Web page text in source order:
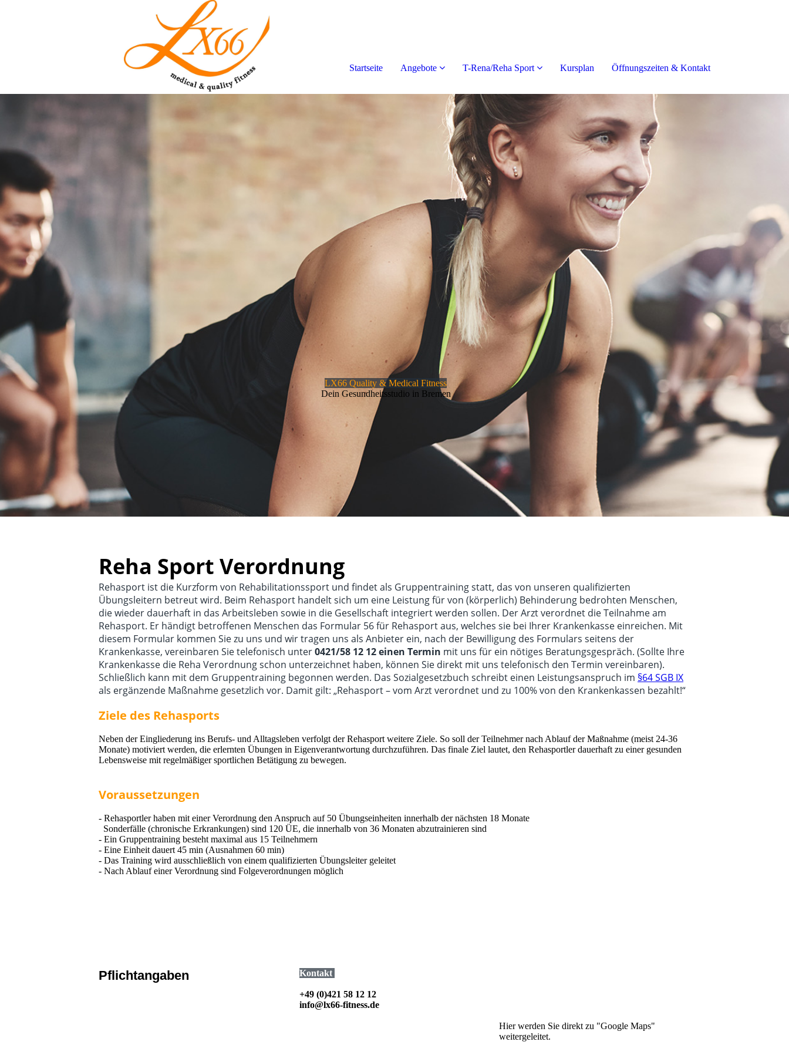
Startseite Angebote T-Rena/Reha Sport Kursplan Öffnungszeiten & Kontakt
LX66 Quality & Medical Fitness
Dein Gesundheitsstudio in Bremen
Reha Sport Verordnung
Rehasport ist die Kurzform von Rehabilitationssport und findet als Gruppentraining statt, das von unseren qualifizierten
Übungsleitern betreut wird. Beim Rehasport handelt sich um eine Leistung für von (körperlich) Behinderung bedrohten Menschen,
die wieder dauerhaft in das Arbeitsleben sowie in die Gesellschaft integriert werden sollen. Der Arzt verordnet die Teilnahme am
Rehasport. Er händigt betroffenen Menschen das Formular 56 für Rehasport aus, welches sie bei Ihrer Krankenkasse einreichen. Mit
diesem Formular kommen Sie zu uns und wir tragen uns als Anbieter ein, nach der Bewilligung des Formulars seitens der
Krankenkasse, vereinbaren Sie telefonisch unter0421/58 12 12 einen Termin mit uns für ein nötiges Beratungsgespräch. (Sollte Ihre
Krankenkasse die Reha Verordnung schon unterzeichnet haben, können Sie direkt mit uns telefonisch den Termin vereinbaren).
Schließlich kann mit dem Gruppentraining begonnen werden. Das Sozialgesetzbuch schreibt einen Leistungsanspruch im §64 SGB IX
als ergänzende Maßnahme gesetzlich vor. Damit gilt: „Rehasport – vom Arzt verordnet und zu 100% von den Krankenkassen bezahlt!“
Ziele des Rehasports
Neben der Eingliederung ins Berufs- und Alltagsleben verfolgt der Rehasport weitere Ziele. So soll der Teilnehmer nach Ablauf der Maßnahme (meist 24-36
Monate) motiviert werden, die erlernten Übungen in Eigenverantwortung durchzuführen. Das finale Ziel lautet, den Rehasportler dauerhaft zu einer gesunden
Lebensweise mit regelmäßiger sportlichen Betätigung zu bewegen.
Voraussetzungen
- Rehasportler haben mit einer Verordnung den Anspruch auf 50 Übungseinheiten innerhalb der nächsten 18 Monate
Sonderfälle (chronische Erkrankungen) sind 120 ÜE, die innerhalb von 36 Monaten abzutrainieren sind
- Ein Gruppentraining besteht maximal aus 15 Teilnehmern
- Eine Einheit dauert 45 min (Ausnahmen 60 min)
- Das Training wird ausschließlich von einem qualifizierten Übungsleiter geleitet
- Nach Ablauf einer Verordnung sind Folgeverordnungen möglich
Pflichtangaben Kontakt
+49 (0)421 58 12 12
info@lx66-fitness.de
Hier werden Sie direkt zu "Google Maps"
weitergeleitet.